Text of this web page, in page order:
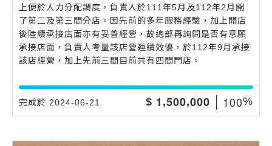
上便於人力分配調度，負責人於111年5月及112年2月開
了第二及第三間分店。因先前的多年服務經驗，加上開店
後陸續承接店面亦有妥善經營，故總部再詢問是否有意願
承接店面，負責人考量該店營運績效優，於112年9月承接
該店經營，加上先前三間目前共有四間門店。
完成於 2024-06-21 $ 1,500,000 100%